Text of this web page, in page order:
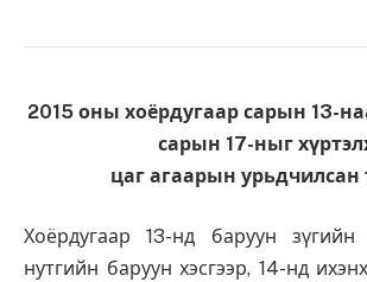
2015 оны хоёрдугаар сарын 13-
сарын 17-ныг
цаг агаарын урьдчилсан
Хоёрдугаар 13-нд баруун зүгийн
нутгийн баруун хэсгээр, 14-нд